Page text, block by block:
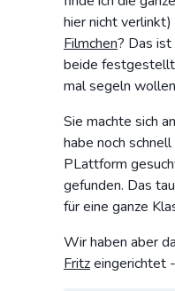
hier nicht
Filmchen? Das
beide
mal segeln
Sie machte sich
habe noch
PLattform
gefunden. Das
für eine ganze
Wir haben aber
Fritzeingerichtet